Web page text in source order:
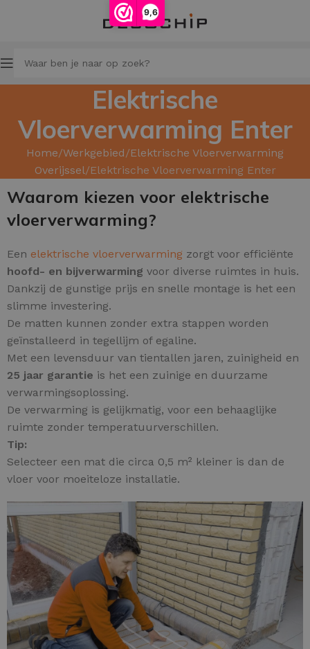
9,6
Elektrische
Vloerverwarming Enter
Home Werkgebied Elektrische Vloerverwarming
Overijssel Elektrische Vloerverwarming Enter
Waarom kiezen voor elektrische
vloerverwarming?
Een elektrische vloerverwarming zorgt voor efficiënte
hoofd- en bijverwarming voor diverse ruimtes in huis.
Dankzij de gunstige prijs en snelle montage is het een
slimme investering.
De matten kunnen zonder extra stappen worden
geïnstalleerd in tegellijm of egaline.
Met een levensduur van tientallen jaren, zuinigheid en
25 jaar garantie is het een zuinige en duurzame
verwarmingsoplossing.
De verwarming is gelijkmatig, voor een behaaglijke
ruimte zonder temperatuurverschillen.
Tip:
Selecteer een mat die circa 0,5 m² kleiner is dan de
vloer voor moeiteloze installatie.